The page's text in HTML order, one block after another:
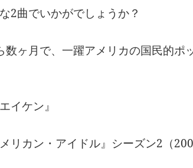
2曲でいかがでしょうか？
数ヶ月で、一躍アメリカの国民的ポ
イケン』
リカン・アイドル』シーズン2（